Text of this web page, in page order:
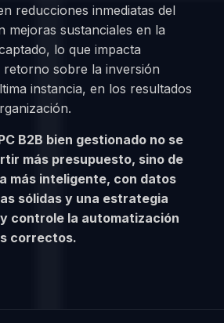
reducciones inmediatas del
mejoras sustanciales en la
lo que impacta
retorno sobre la inversión
instancia, en los resultados
B2B bien gestionado no se
más presupuesto, sino de
más inteligente, con datos
sólidas y una estrategia
controle la automatización
correctos.